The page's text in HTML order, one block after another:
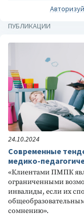
ПУБЛИКАЦИИ
24.10.2024
Современные
медико-
«Клиентами ПМПК
ограниченными
инвалиды, если их
сомнению».